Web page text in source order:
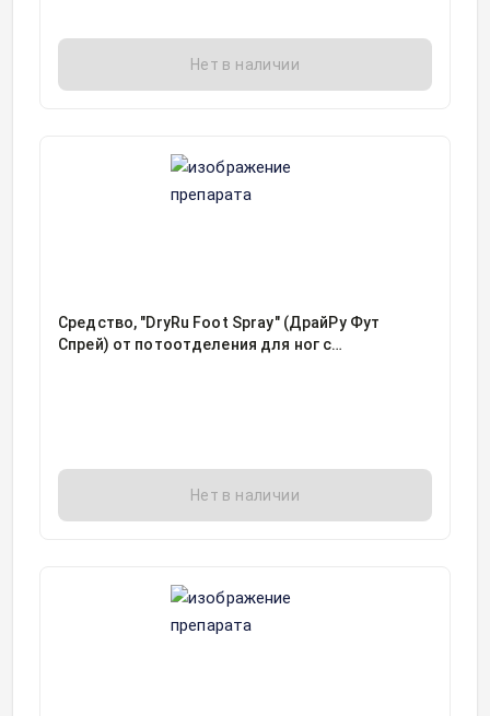
Нет в наличии
Средство, "DryRu Foot Spray" (ДрайРу Фут
Спрей) от потоотделения для ног с
Нет в наличии